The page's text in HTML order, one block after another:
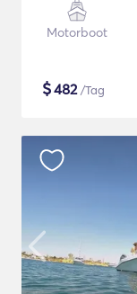
Motorboot
$482/Tag